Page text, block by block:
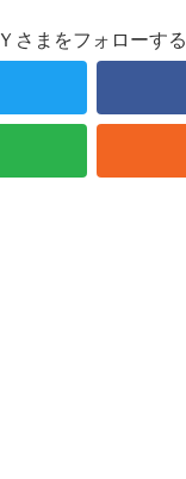
Ｙさまをフォローする